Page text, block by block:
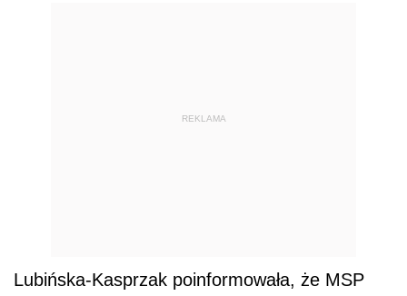
REKLAMA
Lubińska-Kasprzak poinformowała, że MSP